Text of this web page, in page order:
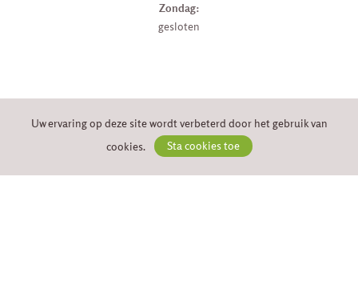
Zondag:
gesloten
Uw ervaring op deze site wordt verbeterd door het gebruik van
cookies.
Sta cookies toe